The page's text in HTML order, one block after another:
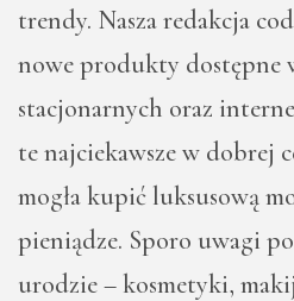
trendy. Nasza redakcja
nowe produkty dostępne
stacjonarnych oraz
te najciekawsze w dobrej
mogła kupić luksusową
pieniądze. Sporo uwagi
urodzie – kosmetyki,